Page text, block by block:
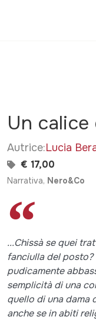
Un calice
Autrice:Lucia
€ 17,00
Narrativa, Nero&Co
...Chissà se quei
fanciulla del
pudicamente
semplicità di una
quello di una dama
anche se in abiti